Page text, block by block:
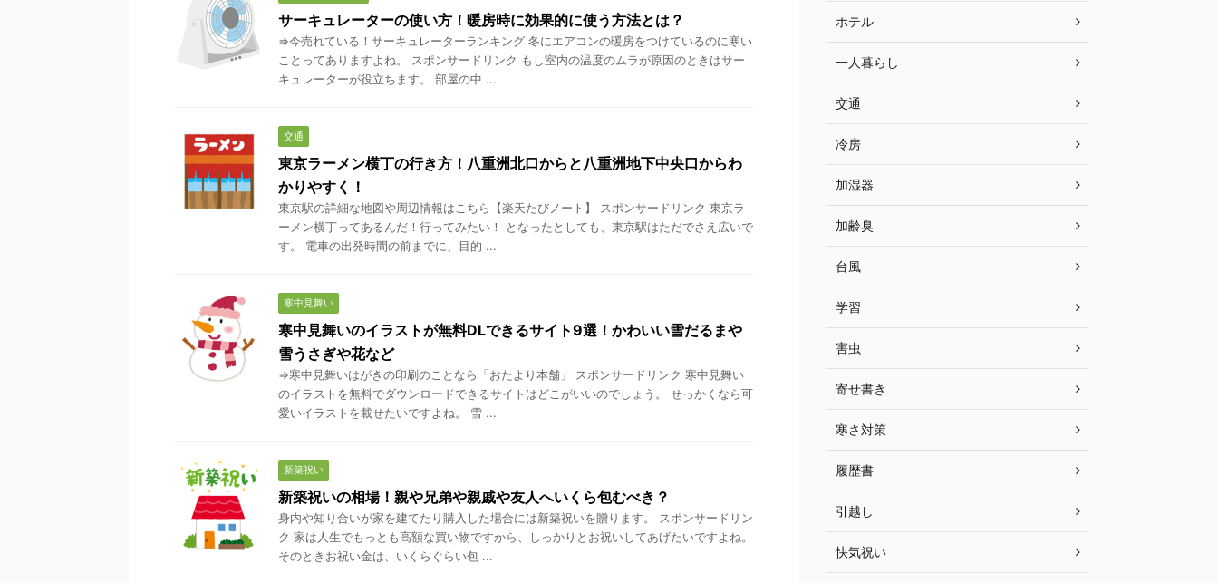
サーキュレーターの使い方！暖房時に効果的に使う方法とは？
⇒今売れている！サーキュレーターランキング 冬にエアコンの暖房をつけているのに寒い
ことってありますよね。 スポンサードリンク もし室内の温度のムラが原因のときはサー
キュレーターが役立ちます。 部屋の中 ...
交通
東京ラーメン横丁の行き方！八重洲北口からと八重洲地下中央口からわ
かりやすく！
東京駅の詳細な地図や周辺情報はこちら【楽天たびノート】 スポンサードリンク 東京ラ
ーメン横丁ってあるんだ！行ってみたい！ となったとしても、東京駅はただでさえ広いで
す。 電車の出発時間の前までに、目的 ...
寒中見舞い
寒中見舞いのイラストが無料DLできるサイト9選！かわいい雪だるまや
雪うさぎや花など
⇒寒中見舞いはがきの印刷のことなら「おたより本舗」 スポンサードリンク 寒中見舞い
のイラストを無料でダウンロードできるサイトはどこがいいのでしょう。 せっかくなら可
愛いイラストを載せたいですよね。 雪 ...
新築祝い
新築祝いの相場！親や兄弟や親戚や友人へいくら包むべき？
身内や知り合いが家を建てたり購入した場合には新築祝いを贈ります。 スポンサードリン
ク 家は人生でもっとも高額な買い物ですから、しっかりとお祝いしてあげたいですよね。
そのときお祝い金は、いくらぐらい包 ...
ホテル
一人暮らし
交通
冷房
加湿器
加齢臭
台風
学習
害虫
寄せ書き
寒さ対策
履歴書
引越し
快気祝い